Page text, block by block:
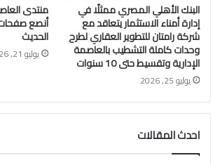
البنك الأهلي المصري ممثلًا في
إدارة أمناء الاستثمار يتعاقد مع
شركة رامتان للتطوير العقاري لطرح
وحدات كاملة التشطيب بالعاصمة
الإدارية وتقسيط حتى 10 سنوات
يوليو 25, 2026
منتدى
أنصع
الحديث
يوليو 21, 2026
احدث المقالات